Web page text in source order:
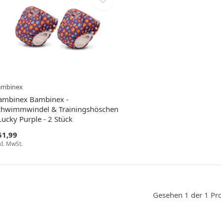
Bambinex -
& Trainingshöschen
Purple - 2 Stück
MwSt.
Gesehen 1 der 1